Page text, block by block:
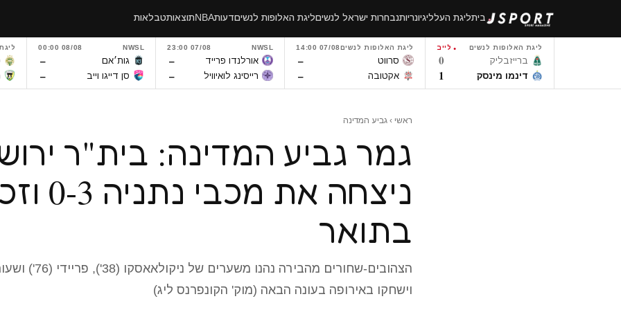
ביתליגת העלליגיונריותנבחרות ישראל לנשיםליגת האלופות לנשיםדעותNBAתוצאותטבלאות
ליגת האלופות לנשים לייב
ברייזבליק 0
דינמו מינסק 1
ליגת האלופות לנשים07/08 14:00
סרווט –
אקטובה –
NWSL
07/08 23:00
אורלנדו פרייד –
רייסינג לואיוויל –
NWSL
08/08 00:00
גות׳אם –
סן דייגו וייב –
ראשי › גביע המדינה
גמר גביע המדינה: בית"ר
ניצחה את
בתואר
וישחקו באירופה בעונה הבאה (מוק' הקונפרנס ליג)